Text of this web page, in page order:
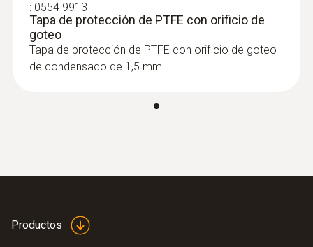
: 0554 9913
Tapa de protección de PTFE con orificio de
goteo
Tapa de protección de PTFE con orificio de goteo
de condensado de 1,5 mm
Productos